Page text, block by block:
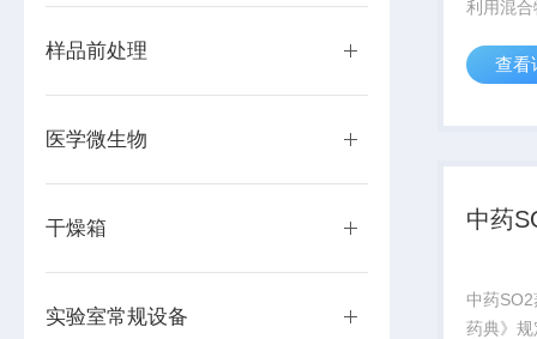
样品前处理
医学微生物
干燥箱
实验室常规设备
利用混
组分的
移到气
查看
中药
中药
药典》